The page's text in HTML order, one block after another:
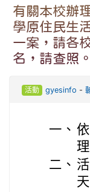
有關本校辦
學原住民生
一案，請各
名，請查照。
活動 gyesinfo -
一、
二、